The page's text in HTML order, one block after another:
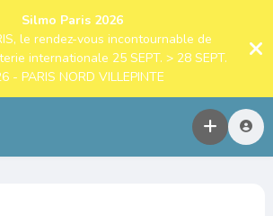
Silmo Paris 2026
le rendez-vous incontournable de
internationale 25 SEPT. > 28 SEPT.
- PARIS NORD VILLEPINTE